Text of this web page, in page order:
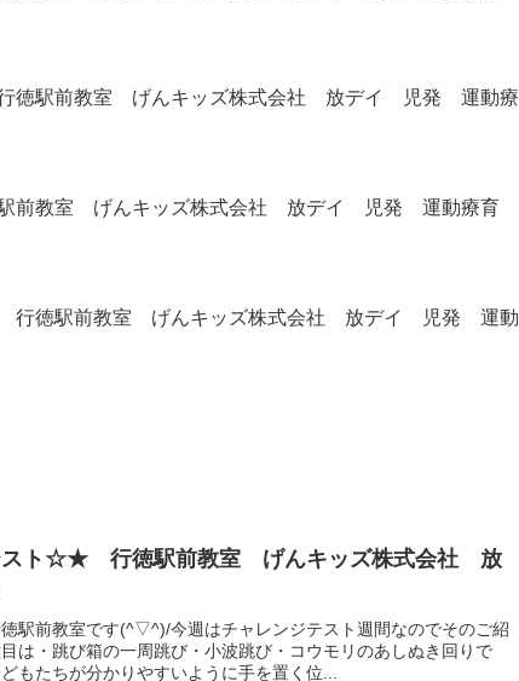
駅前教室 げんキッズ株式会社 放デイ 児発 運動療
教室 げんキッズ株式会社 放デイ 児発 運動療育
徳駅前教室 げんキッズ株式会社 放デイ 児発 運動
スト☆★ 行徳駅前教室 げんキッズ株式会社 放
駅前教室です(^▽^)/今週はチャレンジテスト週間なのでそのご紹
は・跳び箱の一周跳び・小波跳び・コウモリのあしぬき回りで
もたちが分かりやすいように手を置く位...